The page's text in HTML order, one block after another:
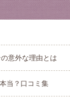
意外な理由とは
当？口コミ集